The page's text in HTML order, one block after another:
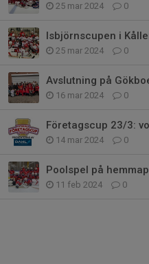
25 mar 2024 0
Isbjörnscupen i
25 mar 2024 0
Avslutning på
16 mar 2024 0
Företagscup 23/3:
14 mar 2024 0
Poolspel på
11 feb 2024 0